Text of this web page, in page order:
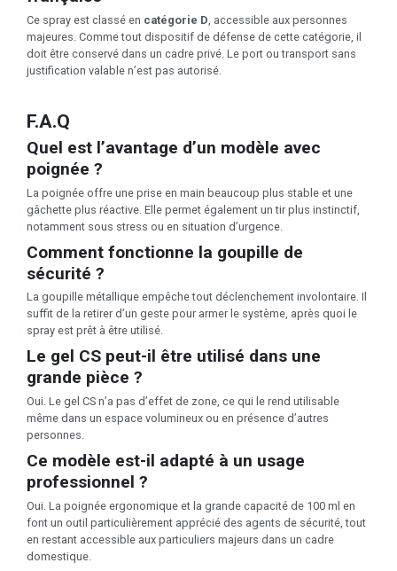
Ce spray est classé en catégorie D , accessible aux personnes
majeures. Comme tout dispositif de défense de cette catégorie, il
doit être conservé dans un cadre privé. Le port ou transport sans
justification valable n’est pas autorisé.
F.A.Q
Quel est l’avantage d’un modèle avec
poignée ?
La poignée offre une prise en main beaucoup plus stable et une
gâchette plus réactive. Elle permet également un tir plus instinctif,
notamment sous stress ou en situation d’urgence.
Comment fonctionne la goupille de
sécurité ?
La goupille métallique empêche tout déclenchement involontaire. Il
suffit de la retirer d’un geste pour armer le système, après quoi le
spray est prêt à être utilisé.
Le gel CS peut-il être utilisé dans une
grande pièce ?
Oui. Le gel CS n’a pas d’effet de zone, ce qui le rend utilisable
même dans un espace volumineux ou en présence d’autres
personnes.
Ce modèle est-il adapté à un usage
professionnel ?
Oui. La poignée ergonomique et la grande capacité de 100 ml en
font un outil particulièrement apprécié des agents de sécurité, tout
en restant accessible aux particuliers majeurs dans un cadre
domestique.